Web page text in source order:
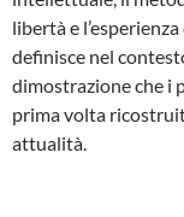
libertà e
definisce nel
dimostrazione che i
prima volta
attualità.